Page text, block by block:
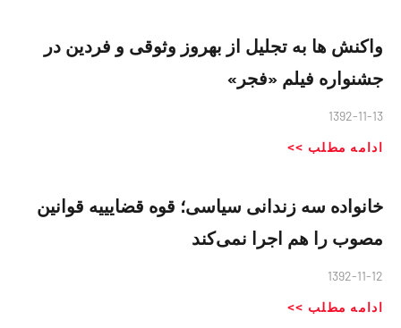
واکنش ها به تجليل از بهروز وثوقی و فردين در
جشنواره فيلم «فجر»
1392-11-13
ادامه مطلب >>
خانواده سه زندانی سیاسی؛ قوه قضایییه قوانین
مصوب را هم اجرا نمی‌کند
1392-11-12
ادامه مطلب >>